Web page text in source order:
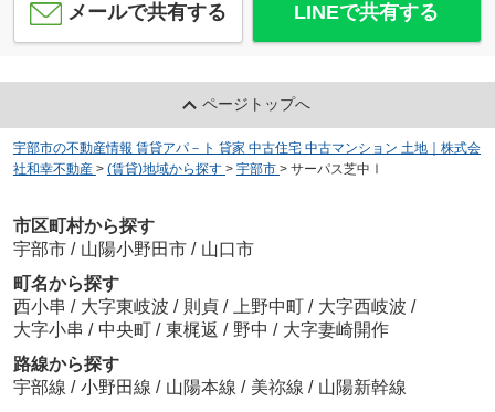
メールで共有する LINEで共有する
ページトップへ
宇部市の不動産情報 賃貸アパ－ト 貸家 中古住宅 中古マンション 土地｜株式会
社和幸不動産 > (賃貸)地域から探す > 宇部市 > サーパス芝中Ⅰ
市区町村から探す
宇部市 / 山陽小野田市 / 山口市
町名から探す
西小串 / 大字東岐波 / 則貞 / 上野中町 / 大字西岐波 /
大字小串 / 中央町 / 東梶返 / 野中 / 大字妻崎開作
路線から探す
宇部線 / 小野田線 / 山陽本線 / 美祢線 / 山陽新幹線